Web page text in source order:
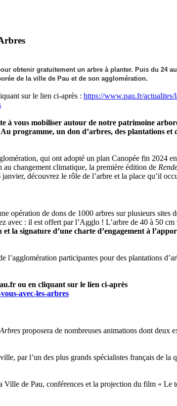
obtenir gratuitement un arbre à planter. Puis du 24
de la ville de Pau et de son agglomération.
sur le lien ci-après : https://www.pau.fr/actualites/
à vous mobiliser autour de notre patrimoine
programme, un don d’arbres, des plantations et
qui ont adopté un plan Canopée fin 2024
changement climatique, la première édition de
découvrez le rôle de l’arbre et la place qu’il
opération de dons de 1000 arbres sur plusieurs sites
avec : il est offert par l’Agglo ! L’arbre de 40 à 50 cm
la signature d’une charte d’engagement à
l’agglomération participantes pour des plantations
ou en cliquant sur le lien ci-après
avec-les-arbres
proposera de nombreuses animations dont deux
par l’un des plus grands spécialistes français de la
Ville de Pau, conférences et la projection du film « Le